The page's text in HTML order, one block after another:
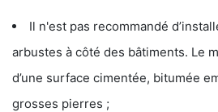
Il n'est pas recommandé
arbustes à côté des bâtiments. Le
d’une surface cimentée, bitumée
grosses pierres ;